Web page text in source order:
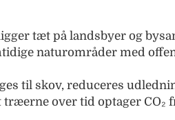
tæt på landsbyer og
naturområder med
til skov, reduceres
over tid optager CO₂